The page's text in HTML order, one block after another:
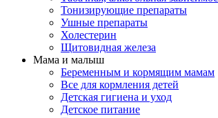
Тонизирующие препараты
Ушные препараты
Холестерин
Щитовидная железа
Мама и малыш
Беременным и кормящим мамам
Все для кормления детей
Детская гигиена и уход
Детское питание